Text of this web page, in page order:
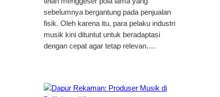
sebelumnya bergantung pada penjualan
fisik. Oleh karena itu, para pelaku industri
musik kini dituntut untuk beradaptasi
dengan cepat agar tetap relevan.…